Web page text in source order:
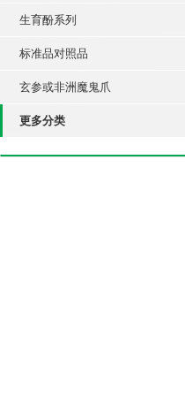
生育酚系列
标准品对照品
玄参或非洲魔鬼爪
更多分类